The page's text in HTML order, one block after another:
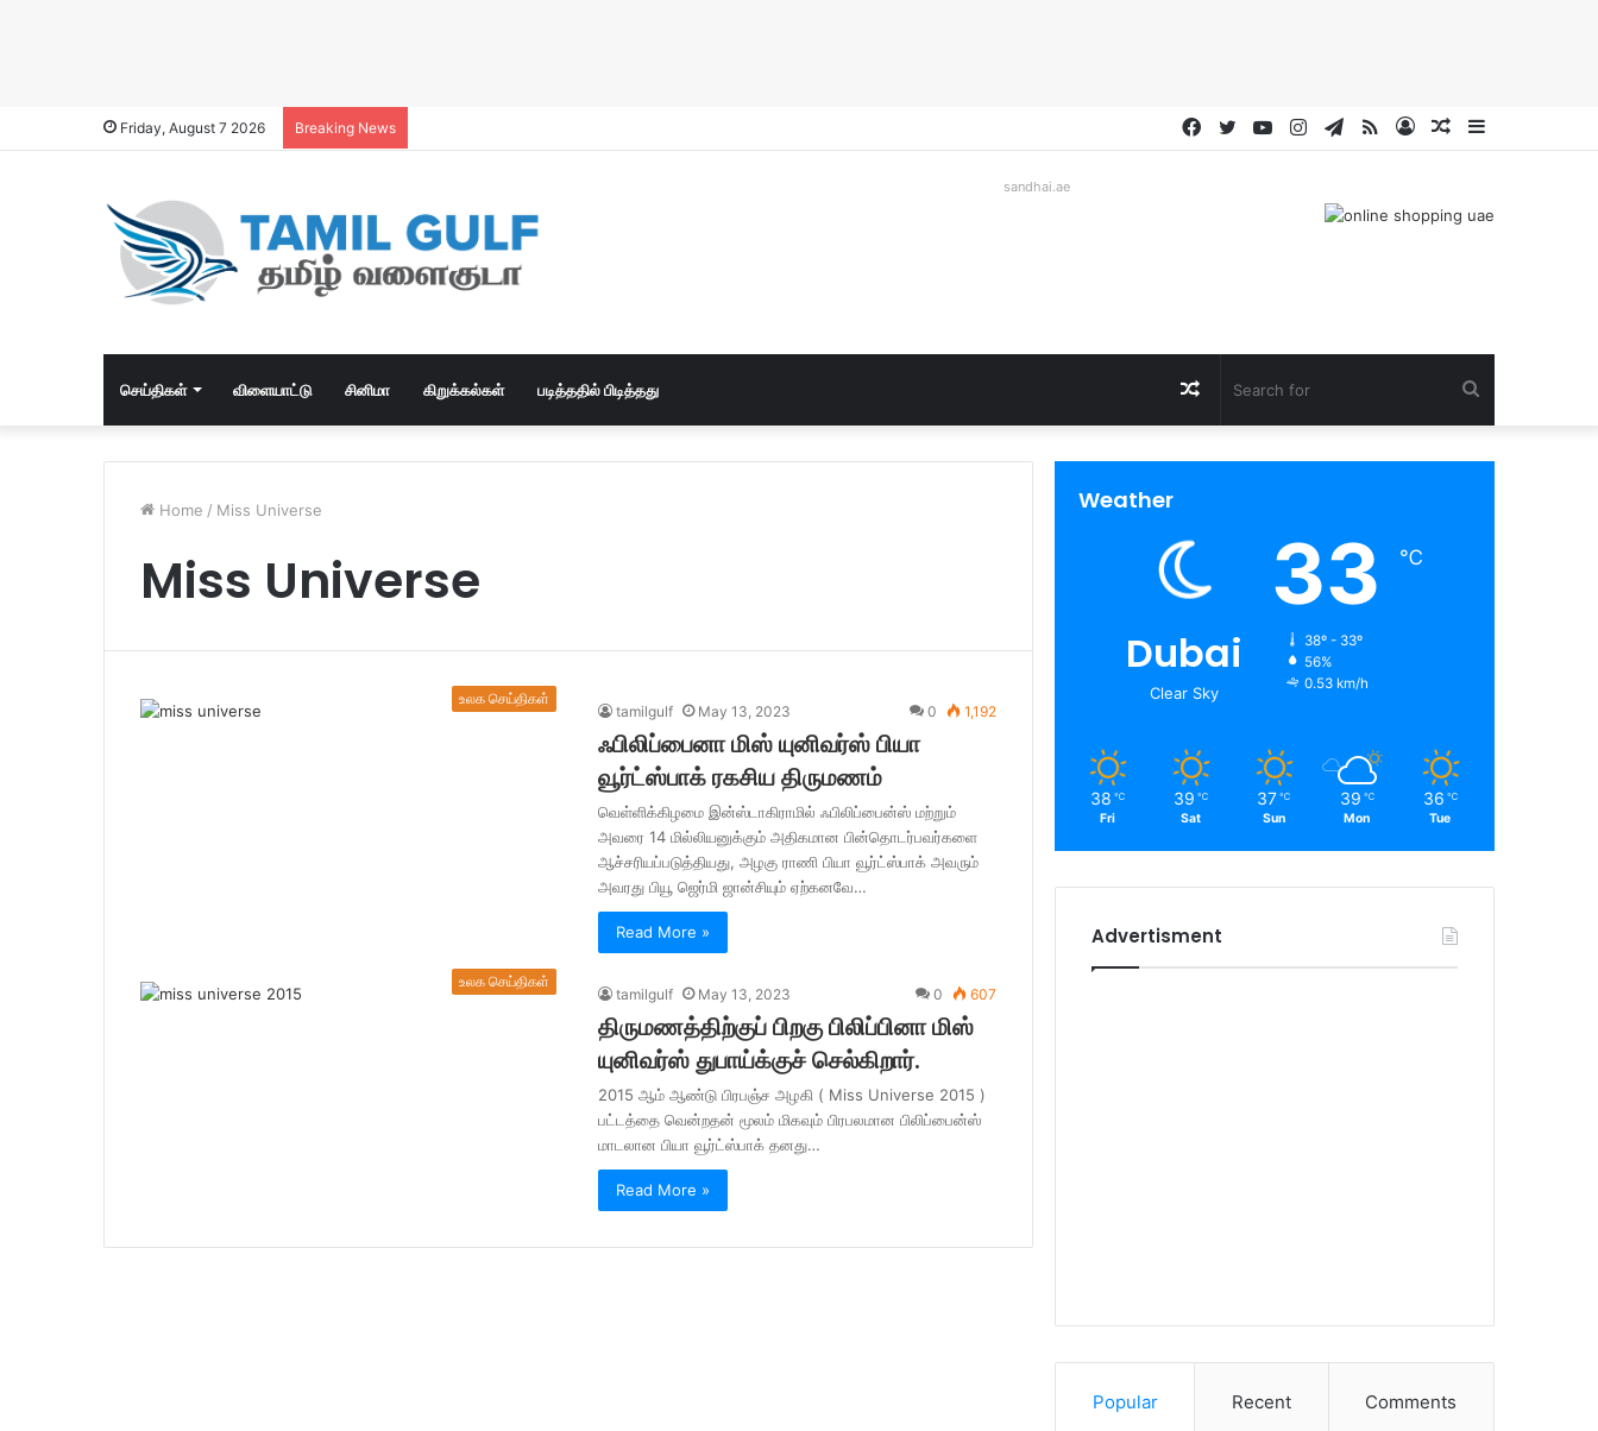
Friday, August 7 2026 Breaking News
Random
Log
RSS
Telegram
Instagram
YouTube
Twitter
Facebook
sandhai.ae
செய்திகள் விளையாட்டு சினிமா கிறுக்கல்கள் படித்ததில் பிடித்தது
for
Random
Article
Home / Miss Universe
Miss Universe
உலக செய்திகள்
tamilgulf May 13, 2023 0 1,192
ஃபிலிப்பைனா மிஸ் யுனிவர்ஸ் பியா
வூர்ட்ஸ்பாக் ரகசிய திருமணம்
வெள்ளிக்கிழமை இன்ஸ்டாகிராமில் ஃபிலிப்பைன்ஸ் மற்றும்
அவரை 14 மில்லியனுக்கும் அதிகமான பின்தொடர்பவர்களை
ஆச்சரியப்படுத்தியது, அழகு ராணி பியா வூர்ட்ஸ்பாக் அவரும்
அவரது பியூ ஜெர்மி ஜான்சியும் ஏற்கனவே…
Read More »
உலக செய்திகள்
tamilgulf May 13, 2023 0 607
திருமணத்திற்குப் பிறகு பிலிப்பினா மிஸ்
யுனிவர்ஸ் துபாய்க்குச் செல்கிறார்.
2015 ஆம் ஆண்டு பிரபஞ்ச அழகி ( Miss Universe 2015 )
பட்டத்தை வென்றதன் மூலம் மிகவும் பிரபலமான பிலிப்பைன்ஸ்
மாடலான பியா வூர்ட்ஸ்பாக் தனது…
Read More »
Weather
Dubai
Clear Sky
33 ℃
38º - 33º
56%
0.53 km/h
38 ℃
Fri
39 ℃
Sat
37 ℃
Sun
39 ℃
Mon
36 ℃
Tue
Advertisment
Popular Recent Comments